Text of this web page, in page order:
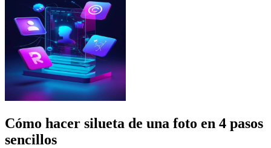
Cómo hacer silueta de una foto en 4 pasos
sencillos